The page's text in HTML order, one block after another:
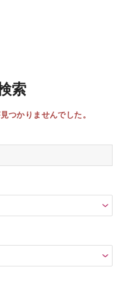
索
つかりませんでした。